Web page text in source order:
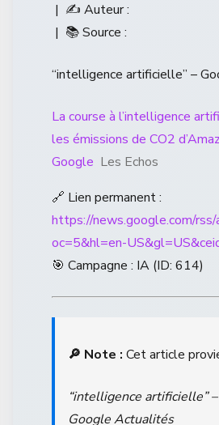
| ✍️ Auteur :
| 📚 Source :
“intelligence artificielle” –
La course à l’intelligence
les émissions de CO2
Google Les Echos
🔗 Lien permanent :
https://news.google.com/
oc=5&hl=en-
🎯 Campagne : IA (ID: 614)
🔎 Note : Cet article
“intelligence artificielle” –
Google Actualités